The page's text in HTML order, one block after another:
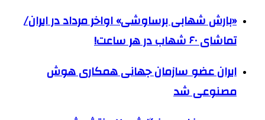
«بارش شهابی برساوشی» اواخر مرداد در ایران/
تماشای ۶۰ شهاب در هر ساعت!
ایران عضو سازمان جهانی همکاری هوش
مصنوعی شد